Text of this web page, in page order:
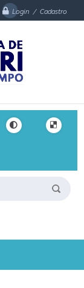
Login / Cadastro